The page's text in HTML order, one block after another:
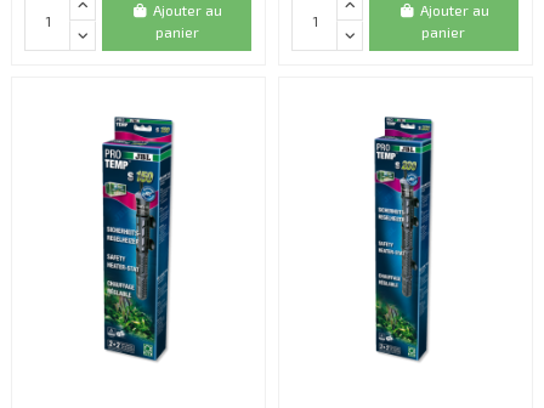
Ajouter au
panier
Ajouter au
panier